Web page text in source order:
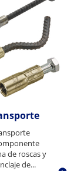
de roscas y
de...